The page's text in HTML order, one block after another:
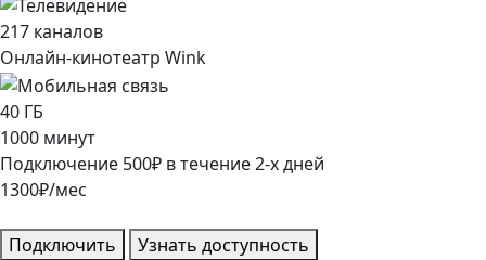
217 каналов
Онлайн-кинотеатр Wink
40 ГБ
1000 минут
Подключение 500₽ в течение2-х дней
1300₽/мес
Подключить
Узнать доступность